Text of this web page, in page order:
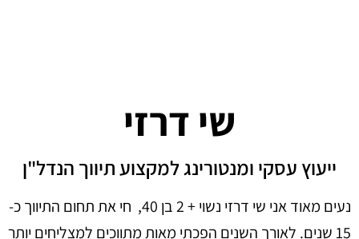
שי דרזי
ייעוץ עסקי ומנטורינג למקצוע תיווך הנדל"ן
נעים מאוד אני שי דרזי נשוי + 2 בן 40, חי את תחום התיווך כ-
15 שנים. לאורך השנים הפכתי מאות מתווכים למצליחים יותר